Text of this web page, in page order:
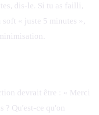
dis-le. Si tu as failli,
« juste 5 minutes »,
devrait être : « Merci
? Qu'est-ce qu'on